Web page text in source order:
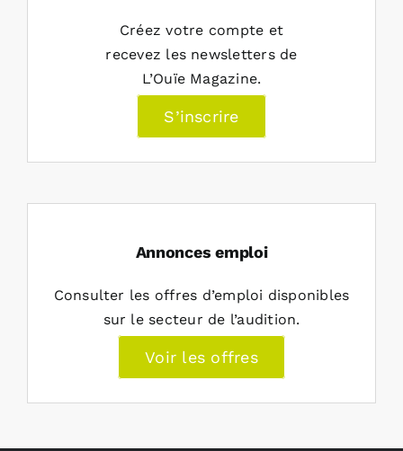
Créez votre compte et
recevez les newsletters de
L’Ouïe Magazine.
S’inscrire
Annonces emploi
Consulter les offres d’emploi disponibles
sur le secteur de l’audition.
Voir les offres